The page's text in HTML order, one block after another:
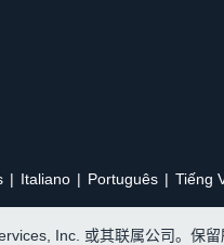
Italiano Português Tiếng
Inc. 或其联属公司。保留